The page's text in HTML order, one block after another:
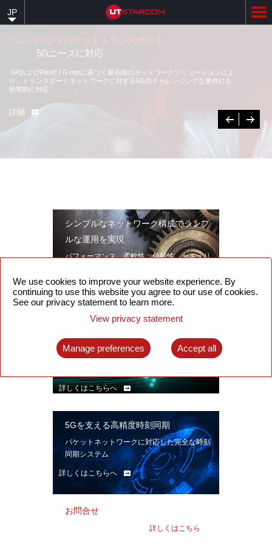
content
JP
コンバージドパケットトランスポート
5Gニーズに対応
SRおよびFlexE / G.mtnに基づく最先端のネットワークソリューションによ
り、トランスポートネットワークに対する5Gのチャレンジングな要件にも
効率的に対応
詳細
Previous
次
へ
シンプルなネットワーク構成でシンプ
ルな運用を実現
パフォーマンス、柔軟性、信頼性、セキュリ
ン。
詳しくはこちらへ
インテリジェント・パケット光ネット
ワーク
先進なSDN対応パケット光ネットワークで、
詳しくはこちらへ
5Gを支える高精度時刻同期
パケットネットワークに対応した完全な時刻
同期システム
詳しくはこちらへ
お問合せ
詳しくはこちら
We use cookies to improve your website experience. By
continuing to use this website you agree to our use of cookies.
See our privacy statement to learn more.
View privacy statement
Manage preferences Accept all